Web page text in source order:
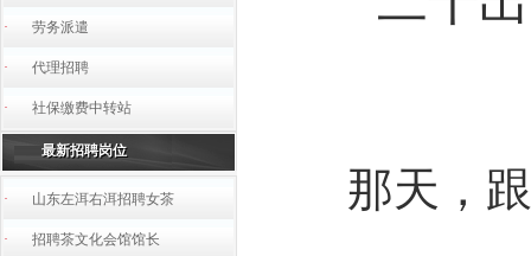
· 劳务派遣
· 代理招聘
· 社保缴费中转站
最新招聘岗位
· 山东左洱右洱招聘女茶
· 招聘茶文化会馆馆长
那天，跟